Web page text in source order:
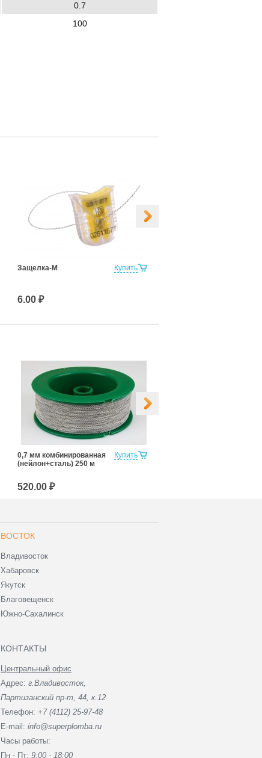
0.7
100
Купить
Защелка-М
6.00 ₽
Купить
0,7 мм комбинированная
(нейлон+сталь) 250 м
520.00 ₽
ВОСТОК
Владивосток
Хабаровск
Якутск
Благовещенск
Южно-Сахалинск
КОНТАКТЫ
Центральный офис
Адрес: г.Владивосток,
Партизанский пр-т, 44, к.12
Телефон: +7 (4112) 25-97-48
E-mail: info@superplomba.ru
Часы работы:
Пн - Пт: 9:00 - 18:00